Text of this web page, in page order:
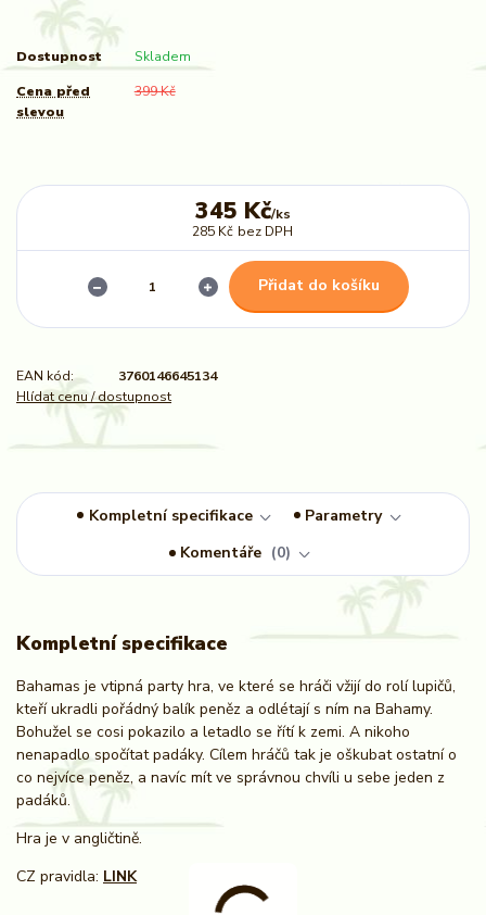
Dostupnost Skladem
Cena před
slevou
399 Kč
345 Kč/ks
285 Kč bez DPH
Přidat do košíku
EAN kód:
3760146645134
Hlídat cenu / dostupnost
Kompletní specifikace
Parametry
Komentáře
0
Kompletní specifikace
Bahamas je vtipná party hra, ve které se hráči vžijí do rolí lupičů,
kteří ukradli pořádný balík peněz a odlétají s ním na Bahamy.
Bohužel se cosi pokazilo a letadlo se řítí k zemi. A nikoho
nenapadlo spočítat padáky. Cílem hráčů tak je oškubat ostatní o
co nejvíce peněz, a navíc mít ve správnou chvíli u sebe jeden z
padáků.
Hra je v angličtině.
CZ pravidla: LINK